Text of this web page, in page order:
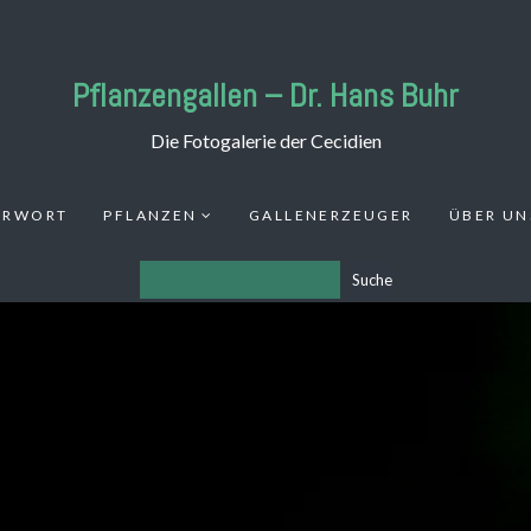
Pflanzengallen – Dr. Hans Buhr
Die Fotogalerie der Cecidien
PFLANZEN GALLENERZEUGER ÜBER
Suche